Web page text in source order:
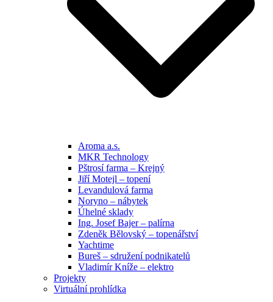
Aroma a.s.
MKR Technology
Pštrosí farma – Krejný
Jiří Motejl – topení
Levandulová farma
Noryno – nábytek
Úhelné sklady
Ing. Josef Bajer – palírna
Zdeněk Bělovský – topenářství
Yachtime
Bureš – sdružení podnikatelů
Vladimír Kníže – elektro
Projekty
Virtuální prohlídka